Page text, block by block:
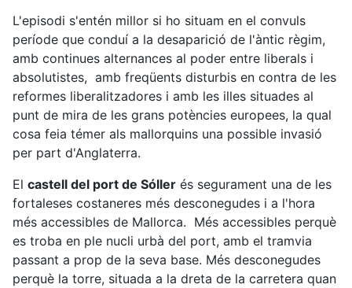
L'episodi s'entén millor si ho situam en el convuls
període que conduí a la desaparició de l'àntic règim,
amb continues alternances al poder entre liberals i
absolutistes, amb freqüents disturbis en contra de les
reformes liberalitzadores i amb les illes situades al
punt de mira de les grans potències europees, la qual
cosa feia témer als mallorquins una possible invasió
per part d'Anglaterra.
El castell del port de Sóller és segurament una de les
fortaleses costaneres més desconegudes i a l'hora
més accessibles de Mallorca. Més accessibles perquè
es troba en ple nucli urbà del port, amb el tramvia
passant a prop de la seva base. Més desconegudes
perquè la torre, situada a la dreta de la carretera quan